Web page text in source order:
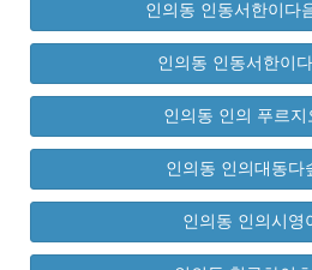
인의동 인동서한이다
인의동 인동서한이
인의동 인의 푸르지
인의동 인의대동다
인의동 인의시영